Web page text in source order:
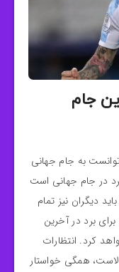
جام
به جام جهانی
در جام جهانی است
دیگران نیز تمام
برد در آخرین
کرد. انتظارات
همگی خواستار